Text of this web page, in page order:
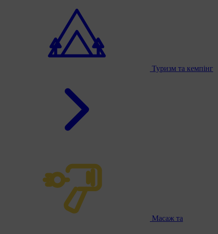
Туризм та кемпінг
Масаж та